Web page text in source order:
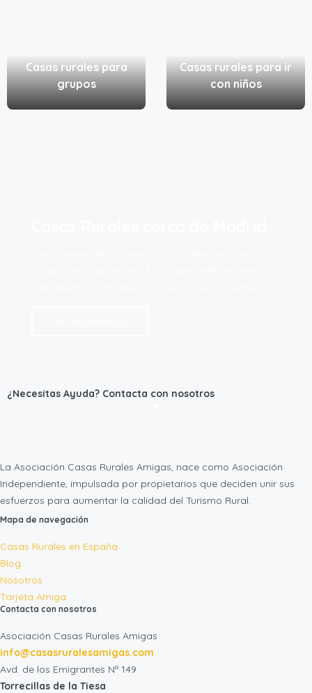
Casas rurales para
grupos
Casas rurales para ir
con niños
¿Necesitas Ayuda? Contacta con nosotros
La Asociación Casas Rurales Amigas, nace como Asociación
Independiente, impulsada por propietarios que deciden unir sus
esfuerzos para aumentar la calidad del Turismo Rural.
Mapa de navegación
Casas Rurales en España
Blog
Nosotros
Tarjeta Amiga
Contacta con nosotros
Asociación Casas Rurales Amigas
info@casasruralesamigas.com
Avd. de los Emigrantes Nº 149
Torrecillas de la Tiesa